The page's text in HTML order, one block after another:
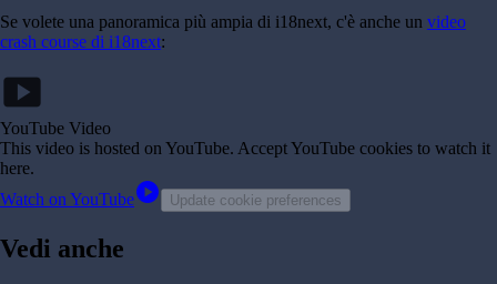
Se volete una panoramica più ampia di i18next, c'è anche un video
crash course di i18next:
smart_display
YouTube Video
This video is hosted on YouTube. Accept YouTube cookies to watch it
here.
Watch on YouTubeplay_circle Update cookie preferences
Vedi anche